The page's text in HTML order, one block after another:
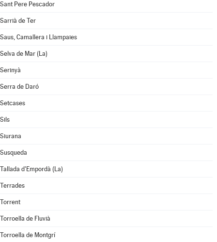
Sant Pere Pescador
Sarrià de Ter
Saus, Camallera i Llampaies
Selva de Mar (La)
Serinyà
Serra de Daró
Setcases
Sils
Siurana
Susqueda
Tallada d'Empordà (La)
Terrades
Torrent
Torroella de Fluvià
Torroella de Montgrí